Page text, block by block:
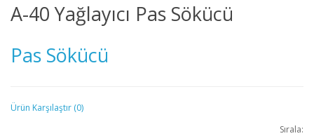
A-40 Yağlayıcı Pas Sökücü
Pas Sökücü
Ürün Karşılaştır (0)
Sırala: